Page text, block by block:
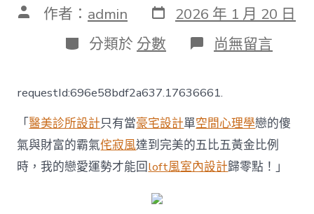
文 作者： admin 發
表
日
期
2026 年 1 月 20 日
分
類
分類於 分數 在
〈西
沉
錯：
羊
卓
雍
錯
流
尚無留言
requestId:696e58bdf2a637.17636661.
「醫美診所設計只有當豪宅設計單空間心理學戀的傻
氣與財富的霸氣侘寂風達到完美的五比五黃金比例
時，我的戀愛運勢才能回loft風室內設計歸零點！」